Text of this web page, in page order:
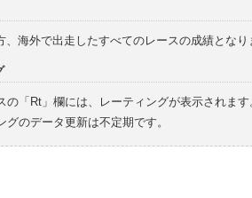
、海外で出走したすべてのレースの成績とな
の「Rt」欄には、レーティングが表示されます
グのデータ更新は不定期です。